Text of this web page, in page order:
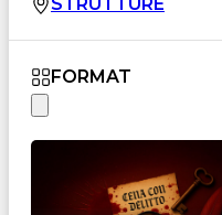
FORMAT